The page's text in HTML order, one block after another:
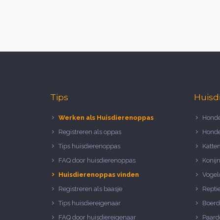
Tips
Werken als Huisdierenoppas
Registreren als oppas
Tips huisdierenoppas
FAQ door huisdierenoppas
Huisdierenoppas vinden
Registreren als baasje
Tips huisdiereigenaar
FAQ door huisdiereigenaar